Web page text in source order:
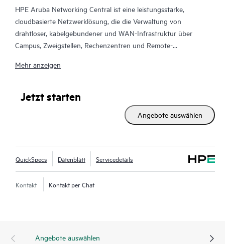
HPE Aruba Networking Central ist eine leistungsstarke,
cloudbasierte Netzwerklösung, die die Verwaltung von
drahtloser, kabelgebundener und WAN-Infrastruktur über
Campus, Zweigstellen, Rechenzentren und Remote-
integrierten, KI-gestützten Analysen und intelligenten
eine proaktive Überwachung der Netzwerkleistung, für die
Fehlerbehebung und für die Verbesserung der
Enterprise-Klasse, erweiterte Funktionen für das Sicherheits-
und Bedrohungsmanagement und flexible
Bereitstellungsoptionen mit Cloud-, On-Premises- und as-a-
Service-Modellen. Damit ist die Lösung für große Unternehmen
von überall aus zugreifen können, auch über eine mobile
Mehr anzeigen
Jetzt starten
Angebote auswählen
QuickSpecs Datenblatt Servicedetails
Kontakt Kontakt per Chat
Angebote auswählen